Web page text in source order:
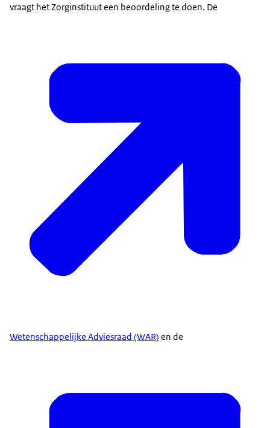
vraagt het Zorginstituut een beoordeling te doen. De
Wetenschappelijke Adviesraad (WAR) en de